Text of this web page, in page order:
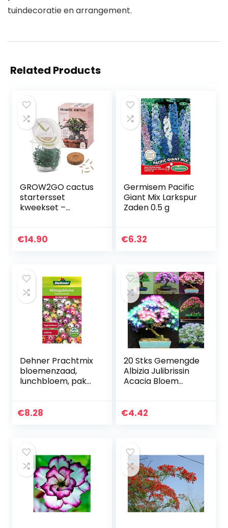
tuindecoratie en arrangement.
Related Products
GROW2GO cactus
startersset
kweekset –
cactuszaden &
€14.90
Germisem Pacific
Giant Mix Larkspur
Zaden 0.5 g
€6.32
Dehner Prachtmix
bloemenzaad,
lunchbloem, pak
€8.28
20 Stks Gemengde
Albizia Julibrissin
Acacia Bloem
20 Stks Albizia
€4.42